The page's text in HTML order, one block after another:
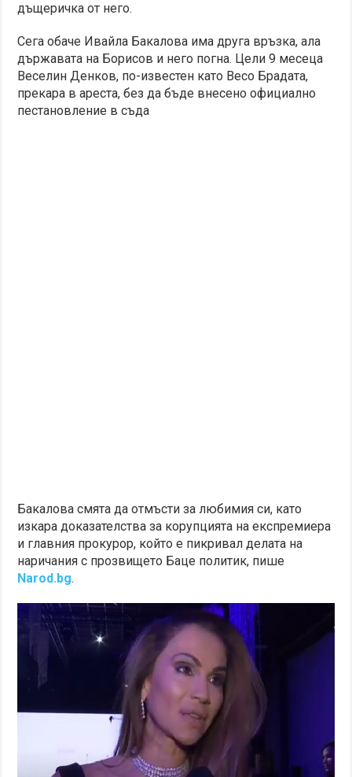
дъщеричка от него.
Сега обаче Ивайла Бакалова има друга връзка, ала
държавата на Борисов и него погна. Цели 9 месеца
Веселин Денков, по-известен като Весо Брадата,
прекара в ареста, без да бъде внесено официално
пестановление в съда
Бакалова смята да отмъсти за любимия си, като
изкара доказателства за корупцията на експремиера
и главния прокурор, който е пикривал делата на
наричания с прозвището Баце политик, пише
Narod.bg.